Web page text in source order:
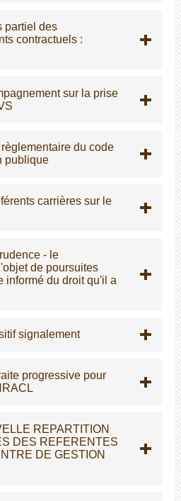
partiel des
contractuels :
sur la prise
règlementaire du code
publique
carrières sur le
- le
de poursuites
informé du droit qu'il a
signalement
progressive pour
REPARTITION
DES REFERENTES
DE GESTION